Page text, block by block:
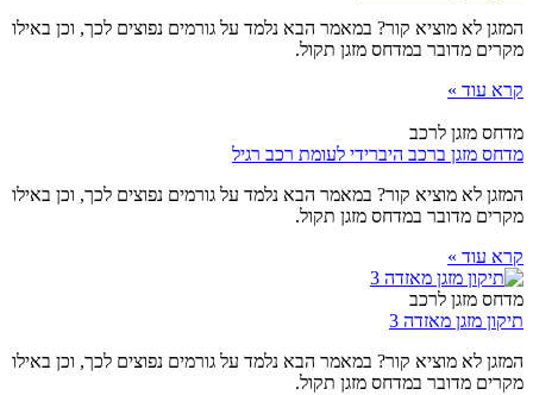
המזגן לא מוציא קור? במאמר הבא נלמד על גורמים נפוצים לכך, וכן באילו
מקרים מדובר במדחס מזגן תקול.
קרא עוד »
מדחס מזגן לרכב
מדחס מזגן ברכב היברידי לעומת רכב רגיל
המזגן לא מוציא קור? במאמר הבא נלמד על גורמים נפוצים לכך, וכן באילו
מקרים מדובר במדחס מזגן תקול.
קרא עוד »
מדחס מזגן לרכב
תיקון מזגן מאזדה 3
המזגן לא מוציא קור? במאמר הבא נלמד על גורמים נפוצים לכך, וכן באילו
מקרים מדובר במדחס מזגן תקול.